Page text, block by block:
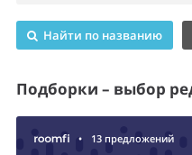
Найти по названию
Подборки – выбор
• 13 предложений